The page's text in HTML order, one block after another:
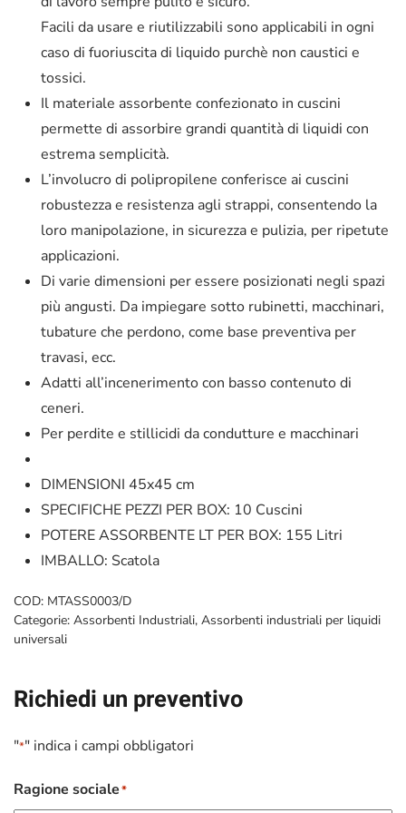
Facili da usare e riutilizzabili sono applicabili in ogni
caso di fuoriuscita di liquido purchè non caustici e
tossici.
Il materiale assorbente confezionato in cuscini
permette di assorbire grandi quantità di liquidi con
estrema semplicità.
L’involucro di polipropilene conferisce ai cuscini
robustezza e resistenza agli strappi, consentendo la
loro manipolazione, in sicurezza e pulizia, per ripetute
applicazioni.
Di varie dimensioni per essere posizionati negli spazi
più angusti. Da impiegare sotto rubinetti, macchinari,
tubature che perdono, come base preventiva per
travasi, ecc.
Adatti all’incenerimento con basso contenuto di
ceneri.
Per perdite e stillicidi da condutture e macchinari
DIMENSIONI 45x45 cm
SPECIFICHE PEZZI PER BOX: 10 Cuscini
POTERE ASSORBENTE LT PER BOX: 155 Litri
IMBALLO: Scatola
COD: MTASS0003/D
Categorie: Assorbenti Industriali, Assorbenti industriali per liquidi
universali
Richiedi un preventivo
"*" indica i campi obbligatori
Ragione sociale*